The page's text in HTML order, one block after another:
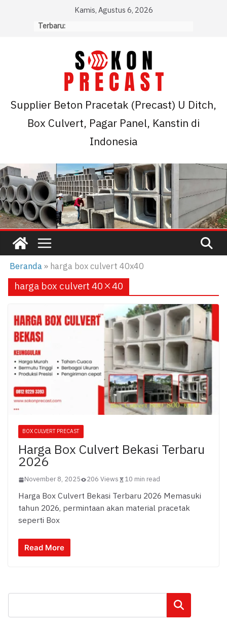
Kamis, Agustus 6, 2026
Terbaru:
Supplier Beton Pracetak (Precast) U Ditch,
Box Culvert, Pagar Panel, Kanstin di
Indonesia
Beranda» harga box culvert 40x40
harga box culvert 40×40
BOX CULVERT PRECAST
Harga Box Culvert Bekasi Terbaru
2026
November 8, 2025 206 Views 10 min read
Harga Box Culvert Bekasi Terbaru 2026 Memasuki
tahun 2026, permintaan akan material pracetak
seperti Box
Read More
Cari